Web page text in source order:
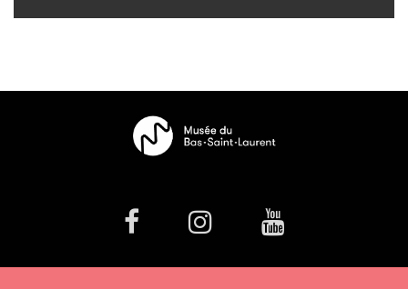
facebookInstagramYoutube